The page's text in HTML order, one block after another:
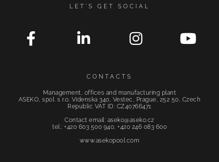
LET'S GET SOCIAL
CONTACTS
Management, offices and manufacturing plant
ASEKO, spol. s r.o. Videnska 340, Vestec, Prague, 252 50, Czech
Republic VAT ID: CZ40766471
Contact email: aseko@aseko.cz
tel.: +420 603 500 940, +420 246 083 600
www.asekopool.com